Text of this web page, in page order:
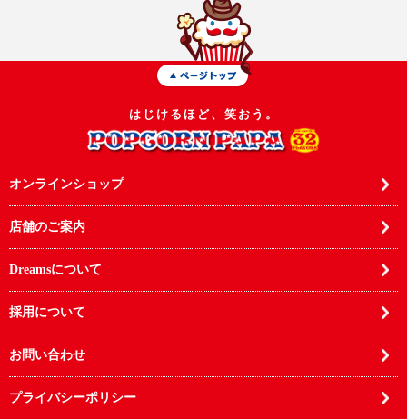
はじけるほど、笑おう。
オンラインショップ
店舗のご案内
Dreamsについて
採用について
お問い合わせ
プライバシーポリシー